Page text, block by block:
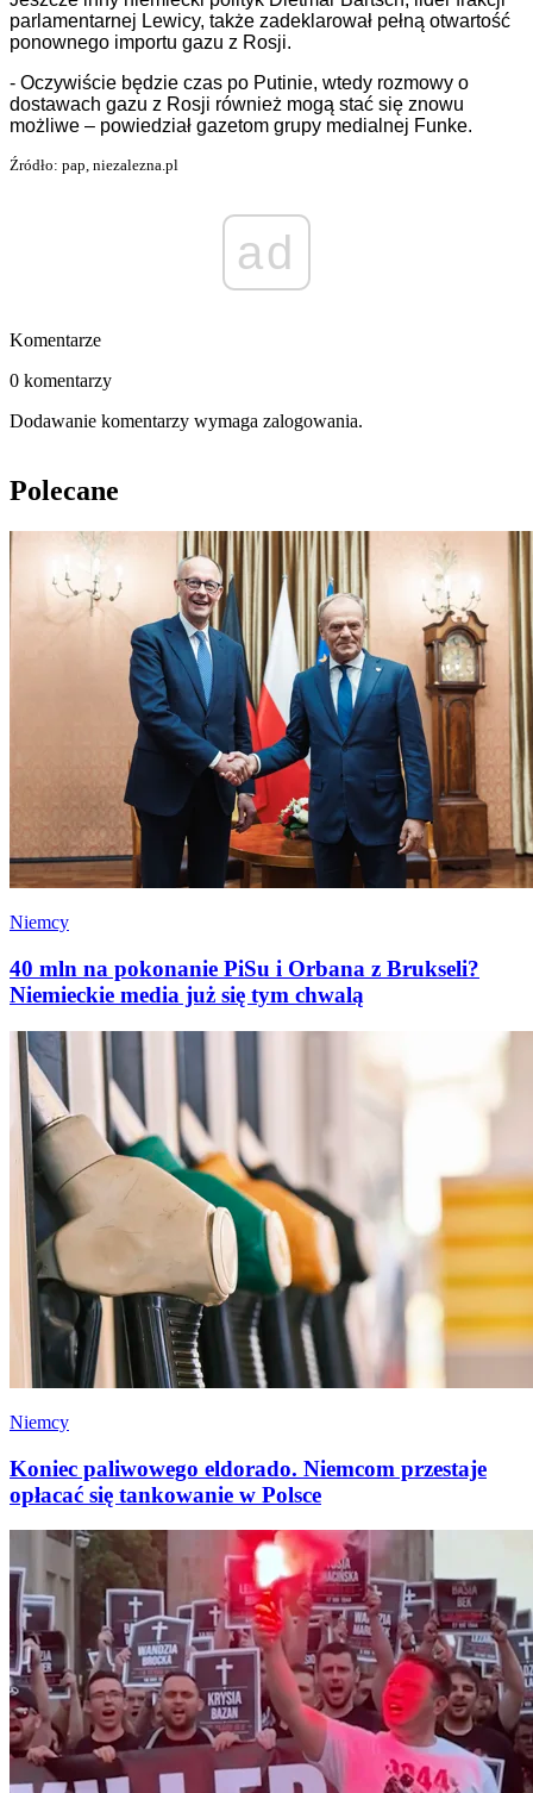
parlamentarnej Lewicy, także zadeklarował pełną otwartość
ponownego importu gazu z Rosji.
- Oczywiście będzie czas po Putinie, wtedy rozmowy o
dostawach gazu z Rosji również mogą stać się znowu
możliwe – powiedział gazetom grupy medialnej Funke.
Źródło: pap, niezalezna.pl
ad
Komentarze
0 komentarzy
Dodawanie komentarzy wymaga zalogowania.
Polecane
Niemcy
40 mln na pokonanie PiSu i Orbana z Brukseli?
Niemieckie media już się tym chwalą
Niemcy
Koniec paliwowego eldorado. Niemcom przestaje
opłacać się tankowanie w Polsce